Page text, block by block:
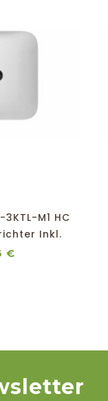
M1 HC
Inkl.
€